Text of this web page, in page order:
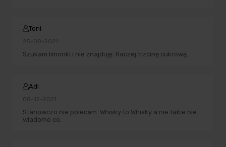
Toni
25-08-2021
Szukam limonki i nie znajduję. Raczej trzcinę cukrową.
Adi
08-12-2021
Stanowczo nie polecam. Whisky to Whisky a nie takie nie
wiadomo co.